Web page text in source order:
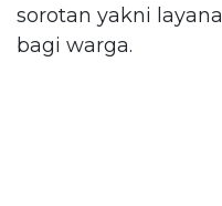
sorotan yakni
bagi warga.